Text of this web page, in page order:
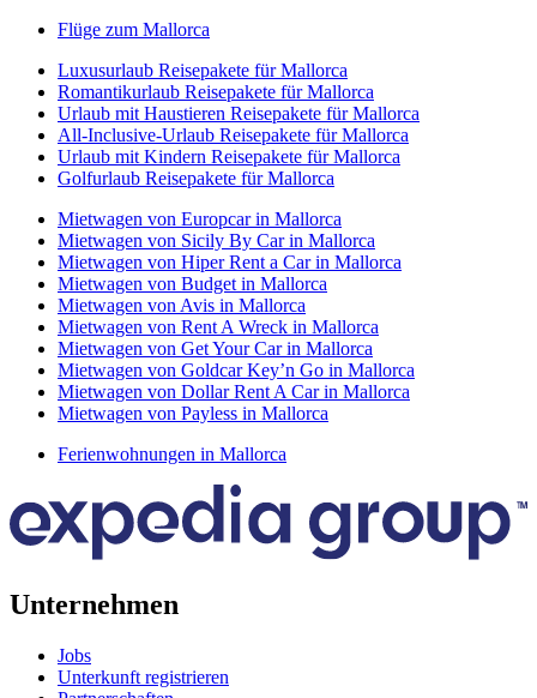
Flüge zum Mallorca
Luxusurlaub Reisepakete für Mallorca
Romantikurlaub Reisepakete für Mallorca
Urlaub mit Haustieren Reisepakete für Mallorca
All-Inclusive-Urlaub Reisepakete für Mallorca
Urlaub mit Kindern Reisepakete für Mallorca
Golfurlaub Reisepakete für Mallorca
Mietwagen von Europcar in Mallorca
Mietwagen von Sicily By Car in Mallorca
Mietwagen von Hiper Rent a Car in Mallorca
Mietwagen von Budget in Mallorca
Mietwagen von Avis in Mallorca
Mietwagen von Rent A Wreck in Mallorca
Mietwagen von Get Your Car in Mallorca
Mietwagen von Goldcar Key’n Go in Mallorca
Mietwagen von Dollar Rent A Car in Mallorca
Mietwagen von Payless in Mallorca
Ferienwohnungen in Mallorca
Unternehmen
Jobs
Unterkunft registrieren